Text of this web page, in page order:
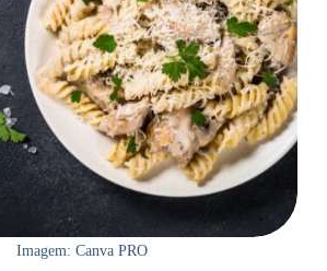
Imagem: Canva PRO